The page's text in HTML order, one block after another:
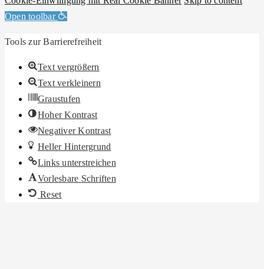
Open toolbar
Tools zur Barrierefreiheit
Text vergrößern
Text verkleinern
Graustufen
Hoher Kontrast
Negativer Kontrast
Heller Hintergrund
Links unterstreichen
Vorlesbare Schriften
Reset